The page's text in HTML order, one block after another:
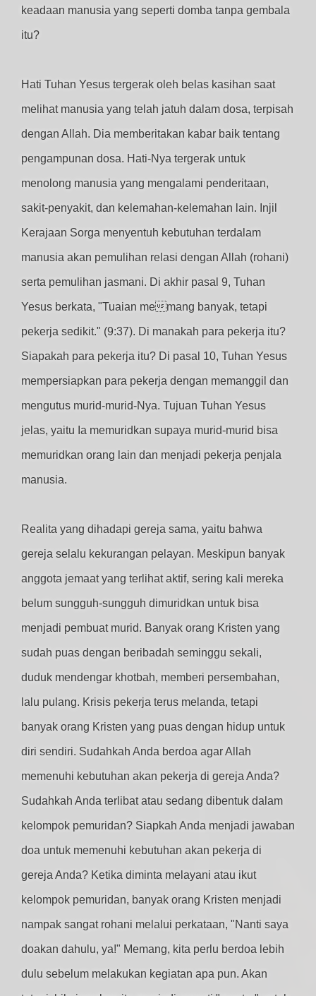
keadaan manusia yang seperti domba tanpa gembala
itu?
Hati Tuhan Yesus tergerak oleh belas kasihan saat
melihat manusia yang telah jatuh dalam dosa, terpisah
dengan Allah. Dia memberitakan kabar baik tentang
pengampunan dosa. Hati-Nya tergerak untuk
menolong manusia yang mengalami penderitaan,
sakit-penyakit, dan kelemahan-kelemahan lain. Injil
Kerajaan Sorga menyentuh kebutuhan terdalam
manusia akan pemulihan relasi dengan Allah (rohani)
serta pemulihan jasmani. Di akhir pasal 9, Tuhan
Yesus berkata, "Tuaian memang banyak, tetapi
pekerja sedikit." (9:37). Di manakah para pekerja itu?
Siapakah para pekerja itu? Di pasal 10, Tuhan Yesus
mempersiapkan para pekerja dengan memanggil dan
mengutus murid-murid-Nya. Tujuan Tuhan Yesus
jelas, yaitu Ia memuridkan supaya murid-murid bisa
memuridkan orang lain dan menjadi pekerja penjala
manusia.
Realita yang dihadapi gereja sama, yaitu bahwa
gereja selalu kekurangan pelayan. Meskipun banyak
anggota jemaat yang terlihat aktif, sering kali mereka
belum sungguh-sungguh dimuridkan untuk bisa
menjadi pembuat murid. Banyak orang Kristen yang
sudah puas dengan beribadah seminggu sekali,
duduk mendengar khotbah, memberi persembahan,
lalu pulang. Krisis pekerja terus melanda, tetapi
banyak orang Kristen yang puas dengan hidup untuk
diri sendiri. Sudahkah Anda berdoa agar Allah
memenuhi kebutuhan akan pekerja di gereja Anda?
Sudahkah Anda terlibat atau sedang dibentuk dalam
kelompok pemuridan? Siapkah Anda menjadi jawaban
doa untuk memenuhi kebutuhan akan pekerja di
gereja Anda? Ketika diminta melayani atau ikut
kelompok pemuridan, banyak orang Kristen menjadi
nampak sangat rohani melalui perkataan, "Nanti saya
doakan dahulu, ya!" Memang, kita perlu berdoa lebih
dulu sebelum melakukan kegiatan apa pun. Akan